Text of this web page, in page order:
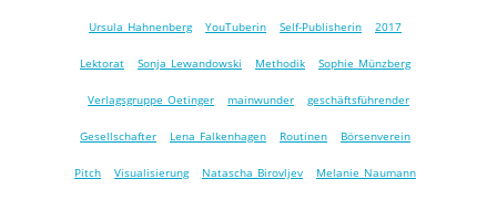
Ursula Hahnenberg YouTuberin Self-Publisherin 2017
Lektorat Sonja Lewandowski Methodik Sophie Münzberg
Verlagsgruppe Oetinger mainwunder geschäftsführender
Gesellschafter Lena Falkenhagen Routinen Börsenverein
Pitch Visualisierung Natascha Birovljev Melanie Naumann